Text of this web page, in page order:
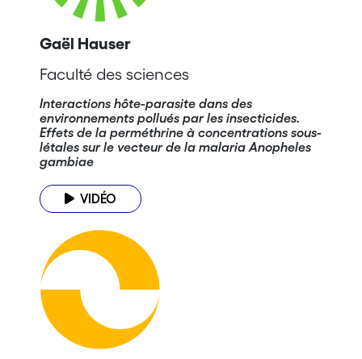
Gaël Hauser
Faculté des sciences
Interactions hôte-parasite dans des
environnements pollués par les insecticides.
Effets de la perméthrine à concentrations sous-
létales sur le vecteur de la malaria Anopheles
gambiae
VIDÉO